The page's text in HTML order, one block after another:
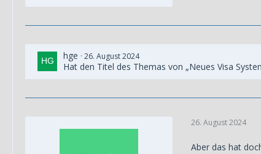
hge 26. August 2024
Hat den Titel des Themas von „Neues Visa
26. August 2024
Aber das hat